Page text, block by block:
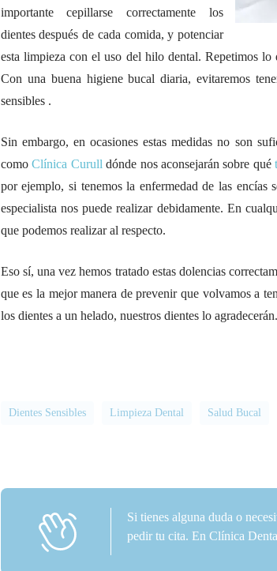
importante cepillarse correctamente los
dientes después de cada comida, y potenciar
esta limpieza con el uso del hilo dental. Repetimos lo
Con una buena higiene bucal diaria, evitaremos
sensibles .
Sin embargo, en ocasiones estas medidas no son
comoClínica Curull dónde nos aconsejarán sobre qué
por ejemplo, si tenemos la enfermedad de las encías
especialista nos puede realizar debidamente. En
que podemos realizar al respecto.
Eso sí, una vez hemos tratado estas dolencias
que es la mejor manera de prevenir que volvamos a
los dientes a un helado, nuestros dientes lo agradecerán.
Dientes Sensibles Limpieza Dental Salud Bucal
Si tienes alguna duda o
pedir tu cita. En Clínica